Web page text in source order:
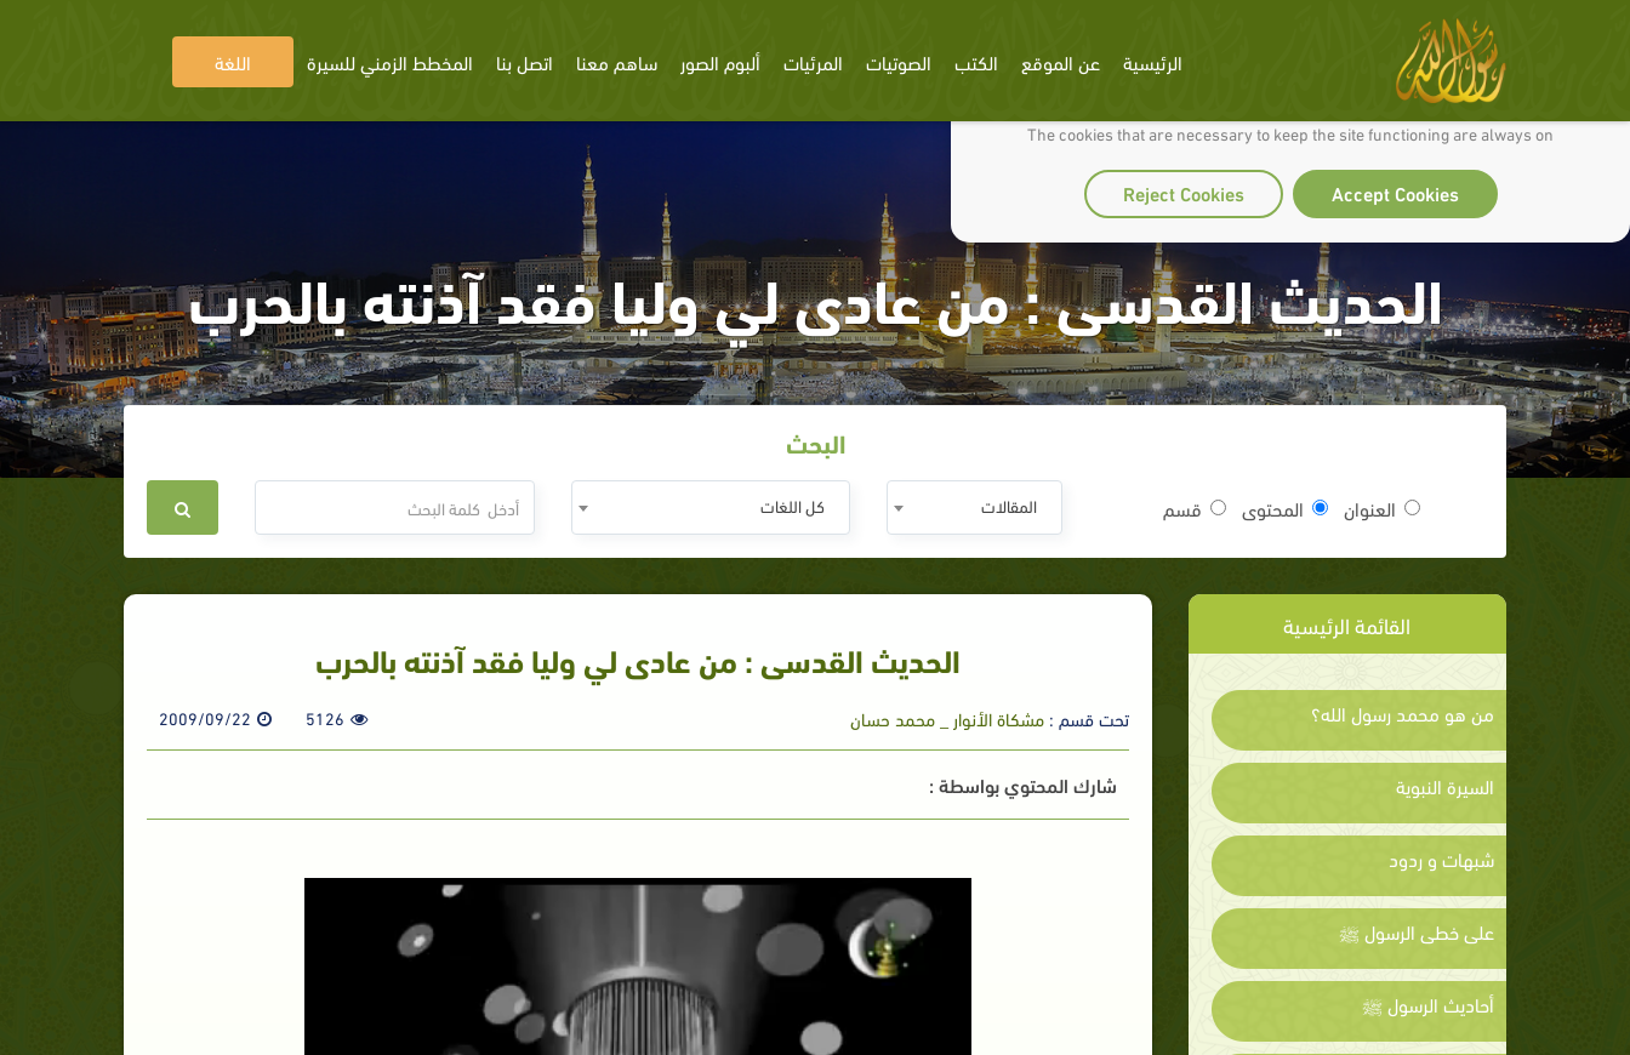
We use cookies to make our site work well for you and so we can continually improve it.
The cookies that are necessary to keep the site functioning are always on
Accept Cookies
Reject Cookies
الرئيسية عن الموقع الكتب الصوتيات المرئيات ألبوم الصور ساهم معنا اتصل بنا المخطط الزمني للسيرة اللغة
الحديث القدسى : من عادى لي وليا فقد آذنته بالحرب
البحث
العنوان المحتوى قسم المقالات كل اللغات
القائمة الرئيسية
من هو محمد رسول الله؟
السيرة النبوية
شبهات و ردود
على خطى الرسول ﷺ
أحاديث الرسول ﷺ
الحديث القدسى : من عادى لي وليا فقد آذنته بالحرب
تحت قسم :مشكاة الأنوار _ محمد حسان 5126
2009/09/22
شارك المحتوي بواسطة :